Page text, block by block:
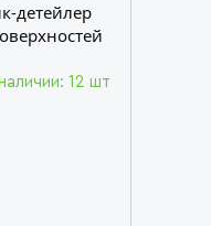
детейлер
12 шт